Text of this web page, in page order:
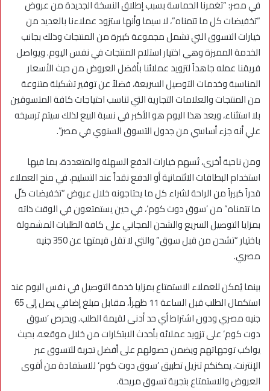
في مصر: “تغمرنا الحماسة بسبب إطلاق النسخة الجديدة من عروض
“تخفيضات كل ما تتمناه”، لا سيما وأنها ستزود عملاءنا بالعديد من
خيارات التسوق التي تشمل مجموعة كبيرة من المنتجات وذلك بجانب
الخدمة المميزة وهي اختيار استلام المنتجات في نفس اليوم. ويواصل
فريقنا عمله جاهداً لتزويد عملائنا بأفضل العروض من حيث الأسعار
المناسبة وخدمات التوصيل السريعة، فضلاً عن توفير تشكيلة متنوعة
من المنتجات والعلامات التجارية التي تناسب احتياجات كافة المتسوقين
بلا استثناء، ويعد هذا اليوم هو الأكبر في نسبة البيع لذلك سيتم ترسيخه
علي أنه جزء أساسي من جدول التسوق السنوي في مصر”.
ومن ناحية أخرى، تُسهم خيارات الدفع السهلة والمتعددة، بما فيها
استخدام البطاقات الائتمانية أو الدفع نقداً عند التسليم، في منح العملاء
قدراً كبيراً من الراحة لشراء كل ما يحتاجونه خلال عروض “تخفيضات كلّ
ما تتمناه” من ’سوق دوت كوم‘، في حين يستمتعون في الوقت ذاته
بمزايا التوصيل السريع والشحن المجاني على كافة الطلبات المشمولة
باختيار “تشحن من قبل سوق” والتي لا تقل قيمتها عن 350 جنيه
مصري.
بينما يُمكن للعملاء الاستمتاع بمزايا خدمة التوصيل في نفس اليوم عند
استكمال الطلب قبل الساعة 11 ظهراً، مقابل مبلغ إضافي يصل إلى 65
جنيه مصري ودون اشتراط أي حد أدنى لقيمة الطلب. ويحرص ’سوق
دوت كوم‘ على تزويد عملائه بأحدث الابتكارات من خلال موقعه، بحيث
يواكب توجهاتهم ويضمن حصولهم على أفضل تجربة للتسوق عبر
الإنترنت. يمكنكم تنزيل تطبيق ’سوق دوت كوم‘ للاستفادة من أقوى
العروض والاستمتاع بتجربة تسوق مريحة.